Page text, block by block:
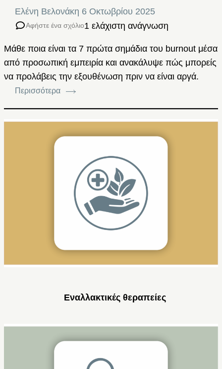
Ελένη Βελονάκη 6 Οκτωβρίου 2025
Αφήστε ένα σχόλιο1 ελάχιστη ανάγνωση
Μάθε ποια είναι τα 7 πρώτα σημάδια του burnout μέσα
από προσωπική εμπειρία και ανακάλυψε πώς μπορείς
να προλάβεις την εξουθένωση πριν να είναι αργά.
Περισσότερα
Εναλλακτικές θεραπείες